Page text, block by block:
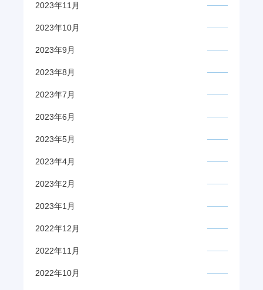
2023年11月
2023年10月
2023年9月
2023年8月
2023年7月
2023年6月
2023年5月
2023年4月
2023年2月
2023年1月
2022年12月
2022年11月
2022年10月